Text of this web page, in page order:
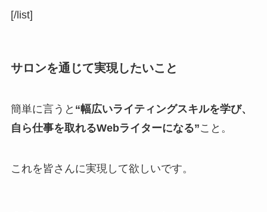
[/list]
サロンを通じて実現したいこと
簡単に言うと “幅広いライティングスキルを学び、
自ら仕事を取れるWebライターになる”こと。
これを皆さんに実現して欲しいです。